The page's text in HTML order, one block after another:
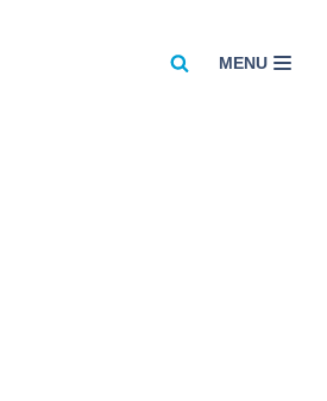
MENU